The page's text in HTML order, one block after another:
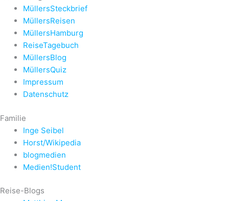
MüllersSteckbrief
MüllersReisen
MüllersHamburg
ReiseTagebuch
MüllersBlog
MüllersQuiz
Impressum
Datenschutz
Familie
Inge Seibel
Horst/Wikipedia
blogmedien
Medien!Student
Reise-Blogs